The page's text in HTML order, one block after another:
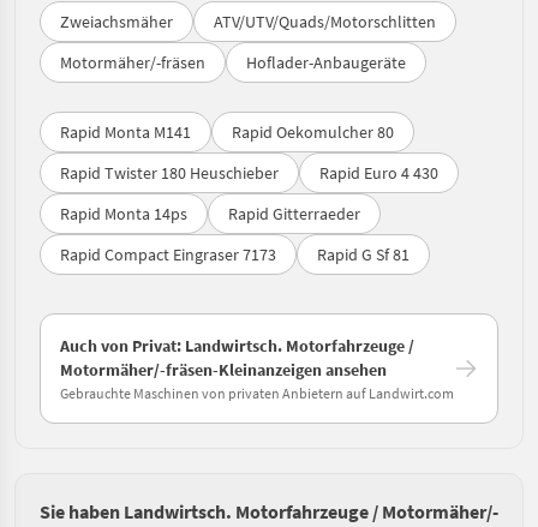
Zweiachsmäher
ATV/UTV/Quads/Motorschlitten
Motormäher/-fräsen
Hoflader-Anbaugeräte
Rapid Monta M141
Rapid Oekomulcher 80
Rapid Twister 180 Heuschieber
Rapid Euro 4 430
Rapid Monta 14ps
Rapid Gitterraeder
Rapid Compact Eingraser 7173
Rapid G Sf 81
Auch von Privat: Landwirtsch. Motorfahrzeuge /
Motormäher/-fräsen-Kleinanzeigen ansehen
Gebrauchte Maschinen von privaten Anbietern auf Landwirt.com
Sie haben Landwirtsch. Motorfahrzeuge / Motormäher/-